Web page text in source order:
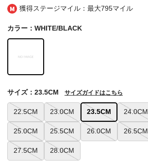
獲得ステージマイル：最大795マイル
カラー：WHITE/BLACK
22.5CM 23.0CM 23.5CM 24.0CM
25.0CM 25.5CM 26.0CM 26.5CM
27.5CM 28.0CM
サイズ：23.5CM サイズガイドはこちら